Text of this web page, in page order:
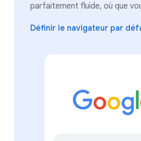
parfaitement fluide, où que
Définir le navigateur par